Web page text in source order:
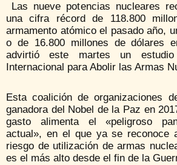
Las nueve potencias nucleares
una cifra récord de 118.800
armamento atómico el pasado año,
o de 16.800 millones de dólares
advirtió este martes un
Internacional para Abolir las Armas
Esta coalición de organizaciones
ganadora del Nobel de la Paz en
gasto alimenta el «peligroso
actual», en el que ya se reconoce
riesgo de utilización de armas
es el más alto desde el fin de la